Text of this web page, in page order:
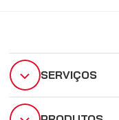
SERVIÇOS